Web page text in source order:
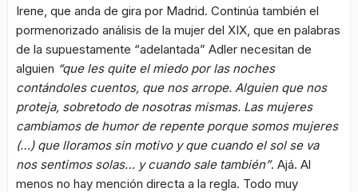
Irene, que anda de gira por Madrid. Continúa también el
pormenorizado análisis de la mujer del XIX, que en palabras
de la supuestamente “adelantada” Adler necesitan de
alguien “que les quite el miedo por las noches
contándoles cuentos, que nos arrope. Alguien que nos
proteja, sobretodo de nosotras mismas. Las mujeres
cambiamos de humor de repente porque somos mujeres
(…) que lloramos sin motivo y que cuando el sol se va
nos sentimos solas… y cuando sale también”. Ajá. Al
menos no hay mención directa a la regla. Todo muy